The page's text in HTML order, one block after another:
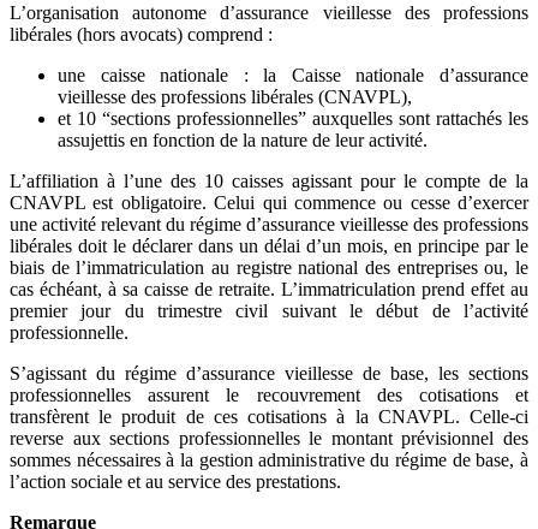
L’organisation autonome d’assurance vieillesse des professions
libérales (hors avocats) comprend :
une caisse nationale : la Caisse nationale d’assurance
vieillesse des professions libérales (CNAVPL),
et 10 “sections professionnelles” auxquelles sont rattachés les
assujettis en fonction de la nature de leur activité.
L’affiliation à l’une des 10 caisses agissant pour le compte de la
CNAVPL est obligatoire. Celui qui commence ou cesse d’exercer
une activité relevant du régime d’assurance vieillesse des professions
libérales doit le déclarer dans un délai d’un mois, en principe par le
biais de l’immatriculation au registre national des entreprises ou, le
cas échéant, à sa caisse de retraite. L’immatriculation prend effet au
premier jour du trimestre civil suivant le début de l’activité
professionnelle.
S’agissant du régime d’assurance vieillesse de base, les sections
professionnelles assurent le recouvrement des cotisations et
transfèrent le produit de ces cotisations à la CNAVPL. Celle-ci
reverse aux sections professionnelles le montant prévisionnel des
sommes nécessaires à la gestion administrative du régime de base, à
l’action sociale et au service des prestations.
Remarque